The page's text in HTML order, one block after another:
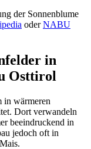
der Sonnenblume
oderNABU
in
Osttirol
in wärmeren
Dort verwandeln
beeindruckend in
jedoch oft in